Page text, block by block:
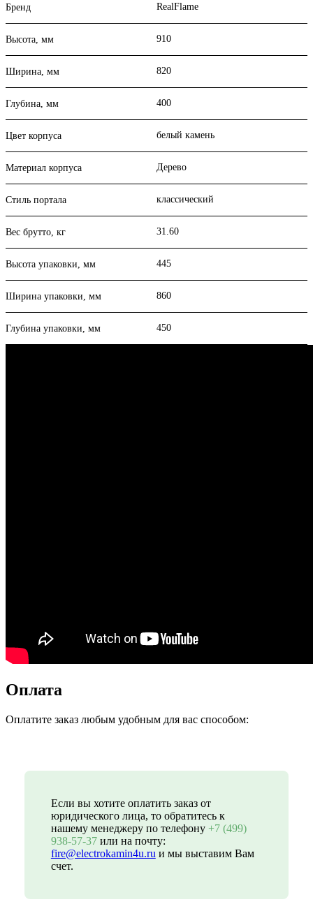
Бренд RealFlame
Высота, мм 910
Ширина, мм 820
Глубина, мм 400
Цвет корпуса белый камень
Материал корпуса Дерево
Стиль портала классический
Вес брутто, кг 31.60
Высота упаковки, мм 445
Ширина упаковки, мм 860
Глубина упаковки, мм 450
Оплата
Оплатите заказ любым удобным для вас способом:
Если вы хотите оплатить заказ от
юридического лица, то обратитесь к
нашему менеджеру по телефону +7 (499)
938-57-37или на почту:
fire@electrokamin4u.ru и мы выставим Вам
счет.